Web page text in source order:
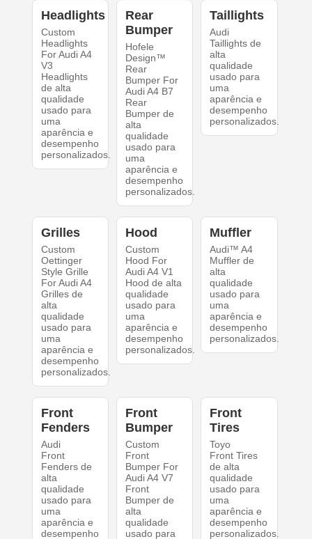
Headlights
Custom
Headlights
For Audi A4
V3
Headlights
de alta
qualidade
usado para
uma
aparência e
desempenho
personalizados.
Rear
Bumper
Hofele
Design™
Rear
Bumper For
Audi A4 B7
Rear
Bumper de
alta
qualidade
usado para
uma
aparência e
desempenho
personalizados.
Taillights
Audi
Taillights de
alta
qualidade
usado para
uma
aparência e
desempenho
personalizados.
Grilles
Custom
Oettinger
Style Grille
For Audi A4
Grilles de
alta
qualidade
usado para
uma
aparência e
desempenho
personalizados.
Hood
Custom
Hood For
Audi A4 V1
Hood de alta
qualidade
usado para
uma
aparência e
desempenho
personalizados.
Muffler
Audi™ A4
Muffler de
alta
qualidade
usado para
uma
aparência e
desempenho
personalizados.
Front
Fenders
Audi
Front
Fenders de
alta
qualidade
usado para
uma
aparência e
desempenho
Front
Bumper
Custom
Front
Bumper For
Audi A4 V7
Front
Bumper de
alta
qualidade
usado para
Front
Tires
Toyo
Front Tires
de alta
qualidade
usado para
uma
aparência e
desempenho
personalizados.